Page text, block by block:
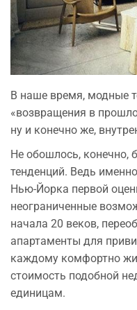
В наше время, модные
«возвращения в
ну и конечно же,
Не обошлось, конечно,
тенденций. Ведь
Нью-Йорка первой
неограниченные
начала 20 веков,
апартаменты для
каждому комфортно
стоимость подобной
единицам.